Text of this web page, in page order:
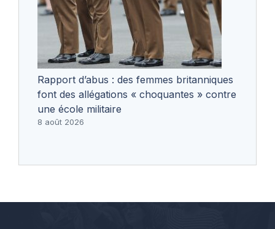
Rapport d’abus : des femmes britanniques
font des allégations « choquantes » contre
une école militaire
8 août 2026